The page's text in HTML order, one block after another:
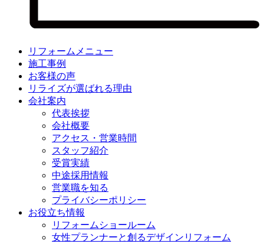
リフォームメニュー
施工事例
お客様の声
リライズが選ばれる理由
会社案内
代表挨拶
会社概要
アクセス・営業時間
スタッフ紹介
受賞実績
中途採用情報
営業職を知る
プライバシーポリシー
お役立ち情報
リフォームショールーム
女性プランナーと創るデザインリフォーム